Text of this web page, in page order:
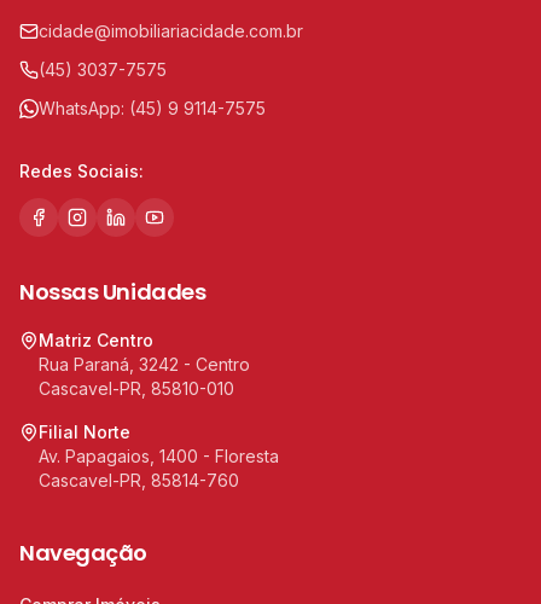
cidade@imobiliariacidade.com.br
(45) 3037-7575
WhatsApp: (45) 9 9114-7575
Redes Sociais:
Nossas Unidades
Matriz Centro
Rua Paraná, 3242 - Centro
Cascavel-PR, 85810-010
Filial Norte
Av. Papagaios, 1400 - Floresta
Cascavel-PR, 85814-760
Navegação